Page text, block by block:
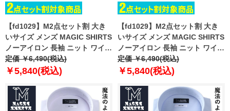
【fd1029】M2点セット割 大き
いサイズ メンズ MAGIC SHIRTS
ノーアイロン 長袖 ニット ワイシ
ャツ セミワイド 吸水速乾 ストレ
ッチ 日本製生地使用 ewma99-
定価 ￥6,490(税込)
￥5,840(税込)
【fd1029】M2点セット割 大き
いサイズ メンズ MAGIC SHIRTS
ノーアイロン 長袖 ニット ワイシ
ャツ セミワイド 吸水速乾 ストレ
ッチ 日本製生地使用 ewma99-
定価 ￥6,490(税込)
￥5,840(税込)